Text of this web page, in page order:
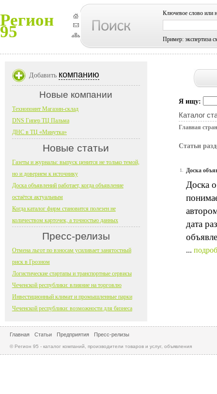
Регион
95
Ключевое слово или
Пример: экспертиза
Я ищу:
Каталог
Главная
Статьи
1. Доска
Доска
дата
...
Добавить компанию
Новые компании
Технопоинт Магазин-склад
DNS Гипер ТЦ Пальма
ДНС в ТЦ «Минутка»
Новые статьи
Газеты и журналы: выпуск ценится не только темой,
но и доверием к источнику
Доска объявлений работает, когда объявление
остаётся актуальным
Когда каталог фирм становится полезен не
количеством карточек, а точностью данных
Пресс-релизы
Отмена льгот по взносам усиливает занятостный
риск в Грозном
Логистические стартапы и транспортные сервисы
Чеченской республики: влияние на торговлю
Инвестиционный климат и промышленные парки
Чеченской республики: возможности для бизнеса
Главная Статьи Предприятия Пресс-релизы
© Регион 95 - каталог компаний, производители товаров и услуг, объявления